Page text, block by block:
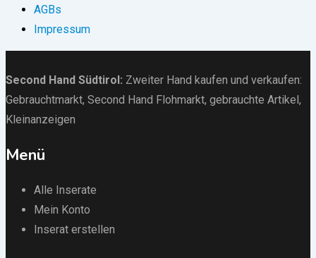
AGBs
Impressum
Second Hand Südtirol : Zweiter Hand kaufen und verkaufen:
Gebrauchtmarkt, Second Hand Flohmarkt, gebrauchte Artikel ,
Kleinanzeigen
Menü
Alle Inserate
Mein Konto
Inserat erstellen